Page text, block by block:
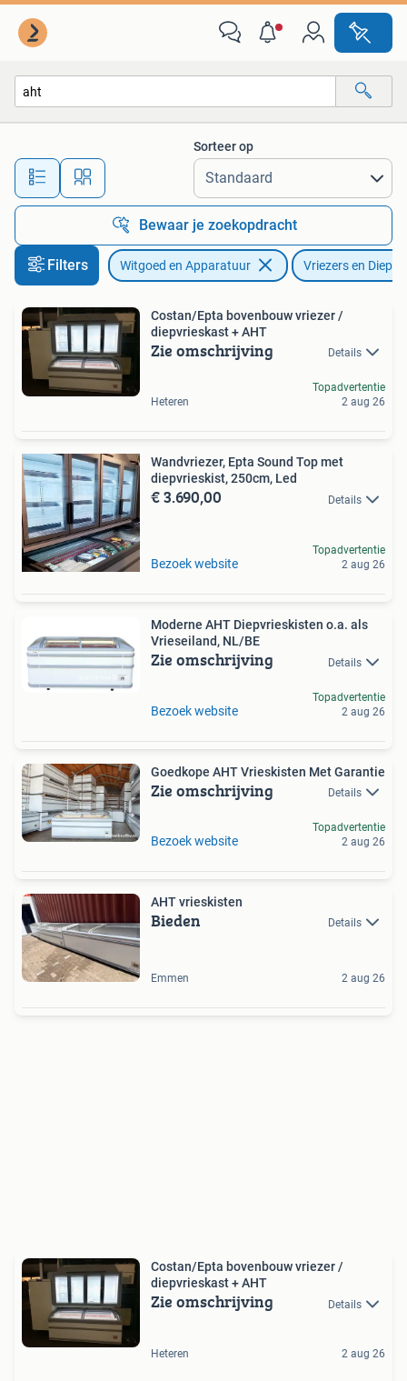
Alle afstanden…
Sorteer op
Bewaar je zoekopdracht
Filters Witgoed en Apparatuur Vriezers en
Costan/Epta bovenbouw vriezer /
diepvrieskast + AHT
Zie omschrijving Details
Heteren
Topadvertentie
2 aug 26
Wandvriezer, Epta Sound Top met
diepvrieskist, 250cm, Led
€ 3.690,00 Details
Bezoek website
Topadvertentie
2 aug 26
Moderne AHT Diepvrieskisten o.a. als
Vrieseiland, NL/BE
Zie omschrijving Details
Bezoek website
Topadvertentie
2 aug 26
Goedkope AHT Vrieskisten Met Garantie
Zie omschrijving Details
Bezoek website
Topadvertentie
2 aug 26
AHT vrieskisten
Bieden Details
Emmen 2 aug 26
Costan/Epta bovenbouw vriezer /
diepvrieskast + AHT
Zie omschrijving Details
Heteren 2 aug 26